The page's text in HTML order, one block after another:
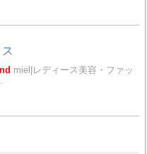
miel|レディース美容・ファッ